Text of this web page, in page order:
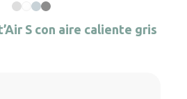
S con aire caliente gris